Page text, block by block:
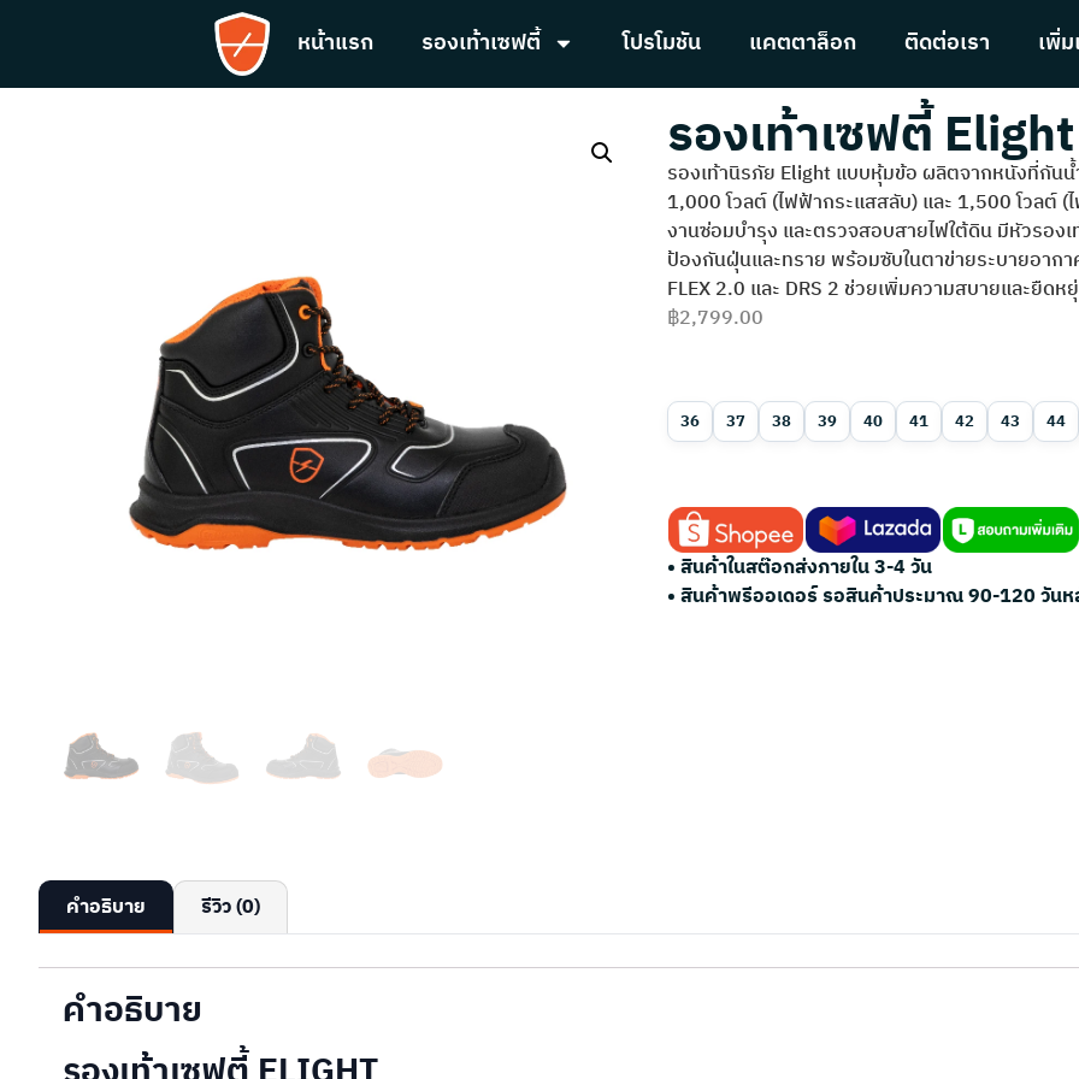
หน้าแรก รองเท้าเซฟตี้ โปรโมชัน แคตตาล็อก ติดต่อเรา เพิ่
รองเท้าเซฟตี้ Elight
รองเท้านิรภัย Elight แบบหุ้มข้อ ผลิตจากหนังที่กัน
1,000 โวลต์ (ไฟฟ้ากระแสสลับ) และ 1,500 โวลต์
งานซ่อมบำรุง และตรวจสอบสายไฟใต้ดิน มีหัวรอง
ป้องกันฝุ่นและทราย พร้อมซับในตาข่ายระบายอากา
FLEX 2.0 และ DRS 2 ช่วยเพิ่มความสบายและยืดห
฿2,799.00
36 37 38 39 40 41 42 43 44
• สินค้าในสต๊อกส่งภายใน 3-4 วัน
• สินค้าพรีออเดอร์ รอสินค้าประมาณ 90-120 วันห
คำอธิบาย รีวิว (0)
คำอธิบาย